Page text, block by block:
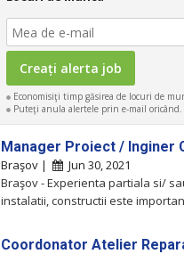
Economisiţi timp găsirea de locuri de
Puteţi anula alertele prin e-mail oricând.
Manager Proiect / Inginer
Braşov |
Jun 30, 2021
Braşov - Experienta partiala si/
instalatii, constructii este
Coordonator Atelier